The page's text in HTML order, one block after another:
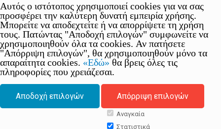
Αυτός ο ιστότοπος χρησιμοποιεί cookies για να σας
προσφέρει την καλύτερη δυνατή εμπειρία χρήσης.
Μπορείτε να αποδεχτείτε ή να απορρίψετε τη χρήση
τους. Πατώντας "Αποδοχή επιλογών" συμφωνείτε να
χρησιμοποιηθούν όλα τα cookies. Αν πατήσετε
"Απόρριψη επιλογών", θα χρησιμοποιηθούν μόνο τα
απαραίτητα cookies. «Εδώ» θα βρεις όλες τις
πληροφορίες που χρειάζεσαι.
Αποδοχή επιλογών Απόρριψη επιλογών
Αναγκαία
Στατιστικά